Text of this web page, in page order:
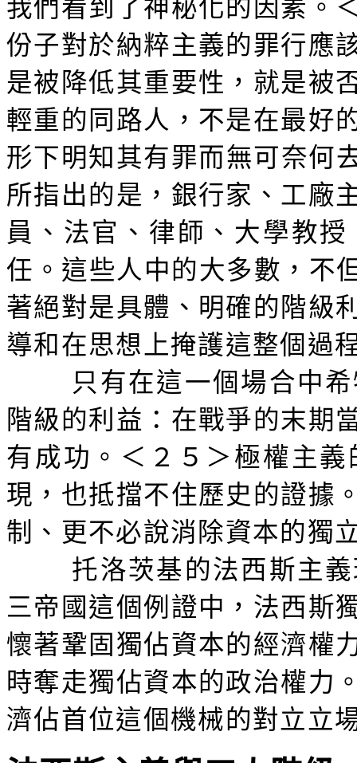
我們看到了神秘化的因素。
份子對於納粹主義的罪行應
是被降低其重要性，就是被
輕重的同路人，不是在最好
形下明知其有罪而無可奈何
所指出的是，銀行家、工廠
員、法官、律師、大學教
任。這些人中的大多數，不
著絕對是具體、明確的階級
導和在思想上掩護這整個過
只有在這一個場合中
階級的利益：在戰爭的末期
有成功。＜２５＞極權主
現，也抵擋不住歷史的證據
制、更不必說消除資本的獨
托洛茨基的法西斯主
三帝國這個例證中，法西斯
懷著鞏固獨佔資本的經濟權
時奪走獨佔資本的政治權力
濟佔首位這個機械的對立立